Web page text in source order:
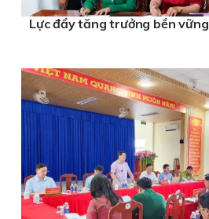
Lực đẩy tăng trưởng bền vững